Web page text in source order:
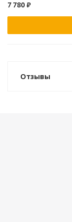
7 780 ₽
Отзывы